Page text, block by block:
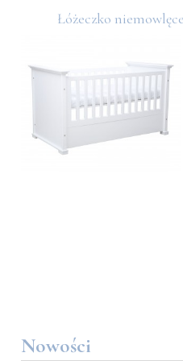
Łóżeczko
Nowości